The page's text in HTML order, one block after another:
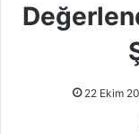
22 Ekim